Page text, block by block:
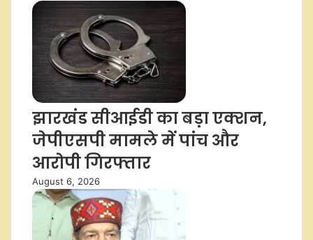
झारखंड सीआईडी का बड़ा एक्शन,
जेपीएसपी मामले में पांच और
आरोपी गिरफ्तार
August 6, 2026